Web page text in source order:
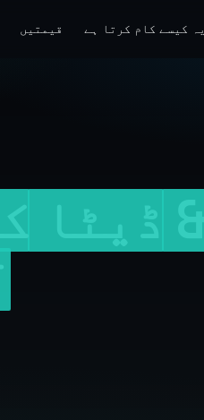
یہ کیسے کام کرتا ہے قیمتیں